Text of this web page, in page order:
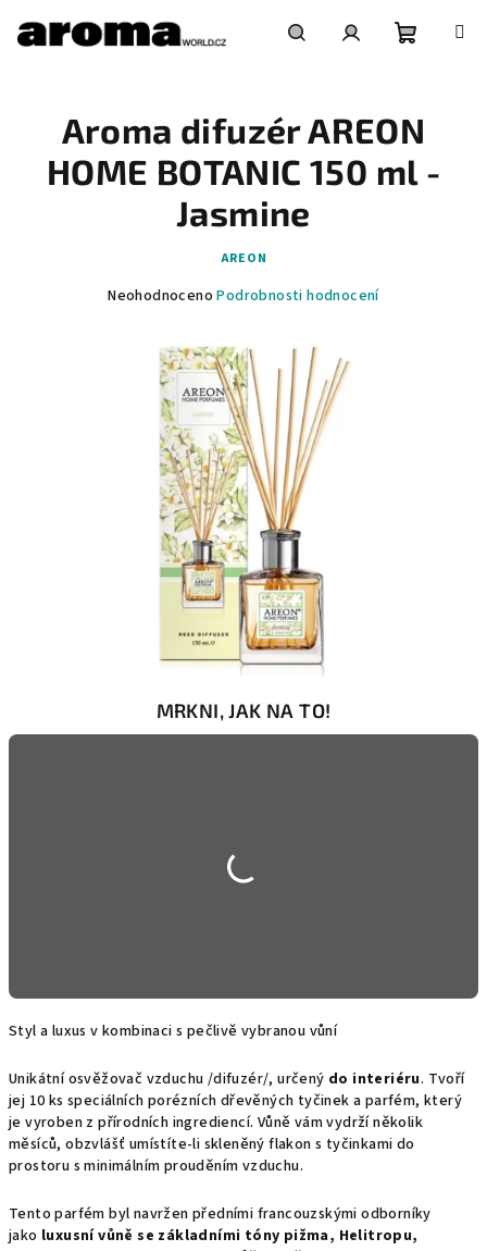
obsah
košík
Styl a luxus v kombinaci s pečlivě vybranou vůní
Unikátní osvěžovač vzduchu /difuzér/, určený do interiéru. Tvoří
jej 10 ks speciálních porézních dřevěných tyčinek a parfém, který
je vyroben z přírodních ingrediencí. Vůně vám vydrží několik
měsíců, obzvlášť umístíte-li skleněný flakon s tyčinkami do
prostoru s minimálním prouděním vzduchu.
Tento parfém byl navržen předními francouzskými odborníky
jako luxusní vůně se základními tóny pižma, Helitropu,
Aroma difuzér AREON
HOME BOTANIC 150 ml -
Jasmine
AREON
Průměrné
hvězdiček.
Neohodnoceno Podrobnosti hodnocení
MRKNI, JAK NA TO!